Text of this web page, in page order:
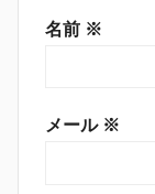
名前 ※
メール ※